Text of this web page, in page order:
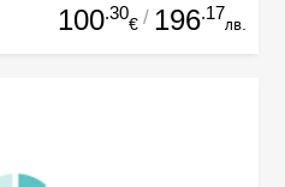
100.30
€ / 196.17
лв.